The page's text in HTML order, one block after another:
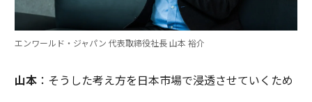
エンワールド・ジャパン 代表取締役社長 山本 裕介
山本：そうした考え方を日本市場で浸透させていくため